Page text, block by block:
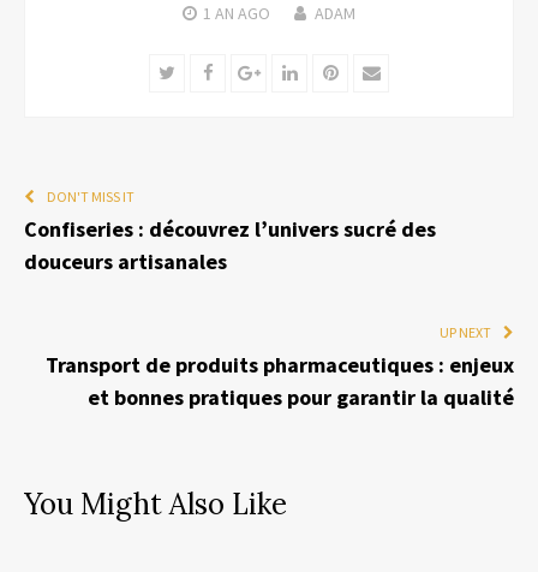
1 AN AGO ADAM
TwitterFacebookGoogle+LinkedInPinterest
Email
DON'T MISS IT
Confiseries : découvrez l’univers sucré des
douceurs artisanales
UP NEXT
Transport de produits pharmaceutiques : enjeux
et bonnes pratiques pour garantir la qualité
You Might Also Like